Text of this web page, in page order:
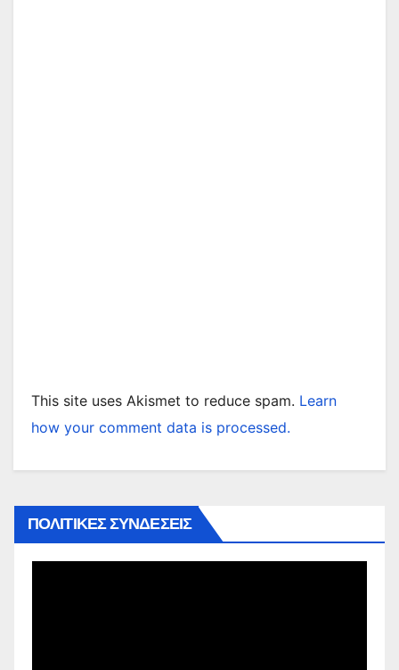
This site uses Akismet to reduce spam. Learn
how your comment data is processed.
ΠΟΛΙΤΙΚΕΣ ΣΥΝΔΕΣΕΙΣ